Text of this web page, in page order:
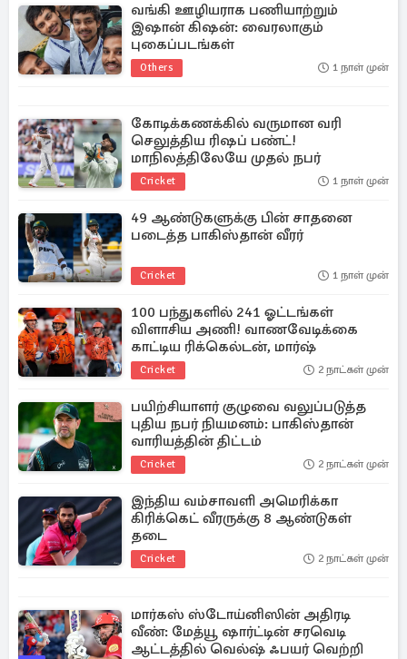
வங்கி ஊழியராக பணியாற்றும்
இஷான் கிஷன்: வைரலாகும்
புகைப்படங்கள்
Others 1 நாள் முன்
கோடிக்கணக்கில் வருமான வரி
செலுத்திய ரிஷப் பண்ட்!
மாநிலத்திலேயே முதல் நபர்
Cricket 1 நாள் முன்
49 ஆண்டுகளுக்கு பின் சாதனை
படைத்த பாகிஸ்தான் வீரர்
Cricket 1 நாள் முன்
100 பந்துகளில் 241 ஓட்டங்கள்
விளாசிய அணி! வாணவேடிக்கை
காட்டிய ரிக்கெல்டன், மார்ஷ்
Cricket 2 நாட்கள் முன்
பயிற்சியாளர் குழுவை வலுப்படுத்த
புதிய நபர் நியமனம்: பாகிஸ்தான்
வாரியத்தின் திட்டம்
Cricket 2 நாட்கள் முன்
இந்திய வம்சாவளி அமெரிக்கா
கிரிக்கெட் வீரருக்கு 8 ஆண்டுகள்
தடை
Cricket 2 நாட்கள் முன்
மார்கஸ் ஸ்டோய்னிஸின் அதிரடி
வீண்: மேத்யூ ஷார்ட்டின் சரவெடி
ஆட்டத்தில் வெல்ஷ் ஃபயர் வெற்றி